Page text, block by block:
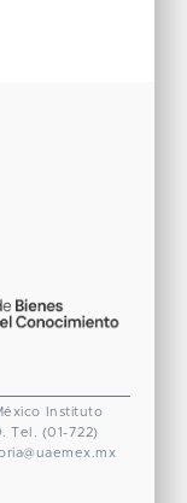
Instituto
Tel. (01-722)